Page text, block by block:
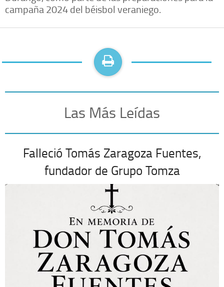
campaña 2024 del béisbol veraniego.
Las Más Leídas
Falleció Tomás Zaragoza Fuentes,
fundador de Grupo Tomza